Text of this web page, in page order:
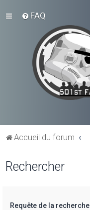
FAQ
Accueil du forum
Rechercher
Requête de la recherche